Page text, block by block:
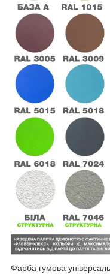
Фарба гумова